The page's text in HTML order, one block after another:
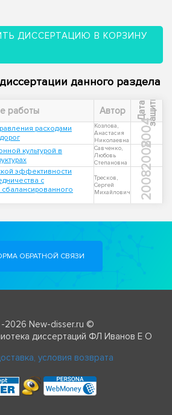
ДИССЕРТАЦИЮ В КОРЗИНУ
данного раздела
работы Автор Д
а
т
а
з
а
щ
и
ты
расходами
Козлова,
Анастасия
Николаевна
2004
культурой в
Савченко,
Любовь
Степановна
2008
эффективности
с
Тресков,
Сергей
Михайлович
2008
ОБРАТНОЙ СВЯЗИ
-2026 New-disser.ru ©
диссертаций ФЛ Иванов Е О
условия возврата